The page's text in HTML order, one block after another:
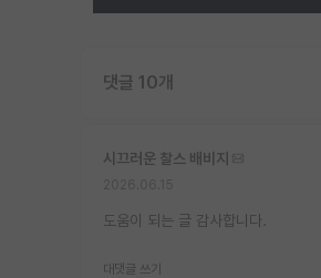
댓글 10개
시끄러운 찰스 배비지
도움이 되는 글 감사합니다.
대댓글 쓰기